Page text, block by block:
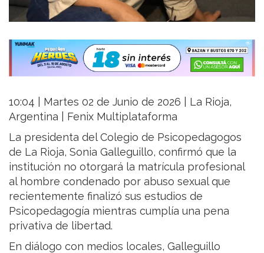
10:04 | Martes 02 de Junio de 2026 | La Rioja,
Argentina | Fenix Multiplataforma
La presidenta del Colegio de Psicopedagogos
de La Rioja, Sonia Galleguillo, confirmó que la
institución no otorgará la matrícula profesional
al hombre condenado por abuso sexual que
recientemente finalizó sus estudios de
Psicopedagogía mientras cumplía una pena
privativa de libertad.
En diálogo con medios locales, Galleguillo